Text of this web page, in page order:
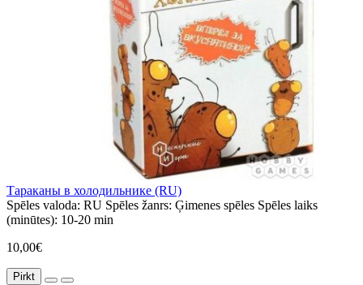
Тараканы в холодильнике (RU)
Spēles valoda: RU Spēles žanrs: Ģimenes spēles Spēles laiks
(minūtes): 10-20 min
10,00€
Pirkt